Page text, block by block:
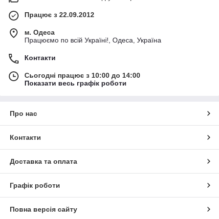
Працює з 22.09.2012
м. Одеса
Працюємо по всій Україні!, Одеса, Україна
Контакти
Сьогодні працює з 10:00 до 14:00
Показати весь графік роботи
Про нас
Контакти
Доставка та оплата
Графік роботи
Повна версія сайту